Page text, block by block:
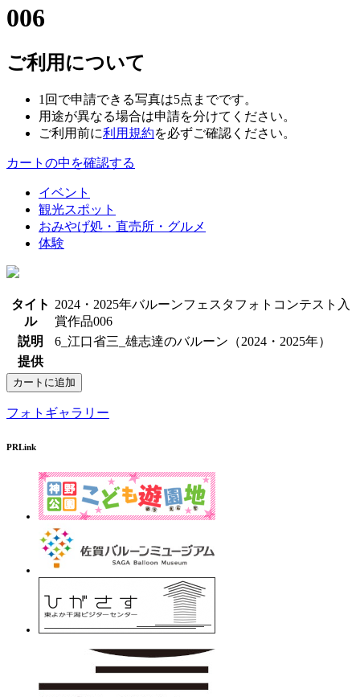
006
ご利用について
1回で申請できる写真は5点までです。
用途が異なる場合は申請を分けてください。
ご利用前に利用規約を必ずご確認ください。
カートの中を確認する
イベント
観光スポット
おみやげ処・直売所・グルメ
体験
タイト
ル
2024・2025年バルーンフェスタフォトコンテスト入
賞作品006
説明
6_江口省三_雄志達のバルーン（2024・2025年）
提供
フォトギャラリー
PRLink